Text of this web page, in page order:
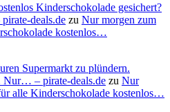
Kinderschokolade gesichert?
deals.de zu Nur morgen zum
kostenlos…
Supermarkt zu plündern.
Nur… – pirate-deals.de zu Nur
alle Kinderschokolade kostenlos…